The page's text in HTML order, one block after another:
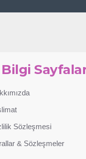
Bilgi
Sözleşmesi
& Sözleşmeler